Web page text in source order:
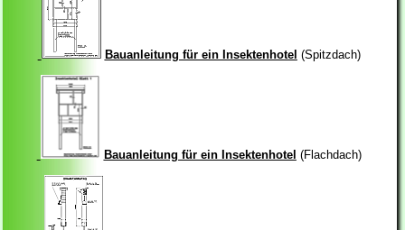
Bauanleitung für ein Insektenhotel (Spitzdach)
Bauanleitung für ein Insektenhotel (Flachdach)